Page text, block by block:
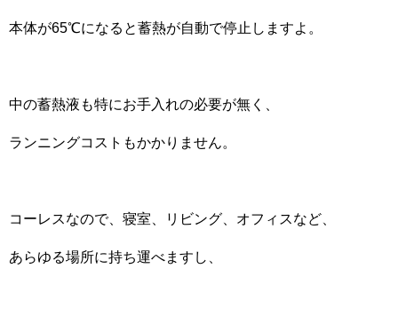
本体が65℃になると蓄熱が自動で停止しますよ。
中の蓄熱液も特にお手入れの必要が無く、
ランニングコストもかかりません。
コーレスなので、寝室、リビング、オフィスなど、
あらゆる場所に持ち運べますし、